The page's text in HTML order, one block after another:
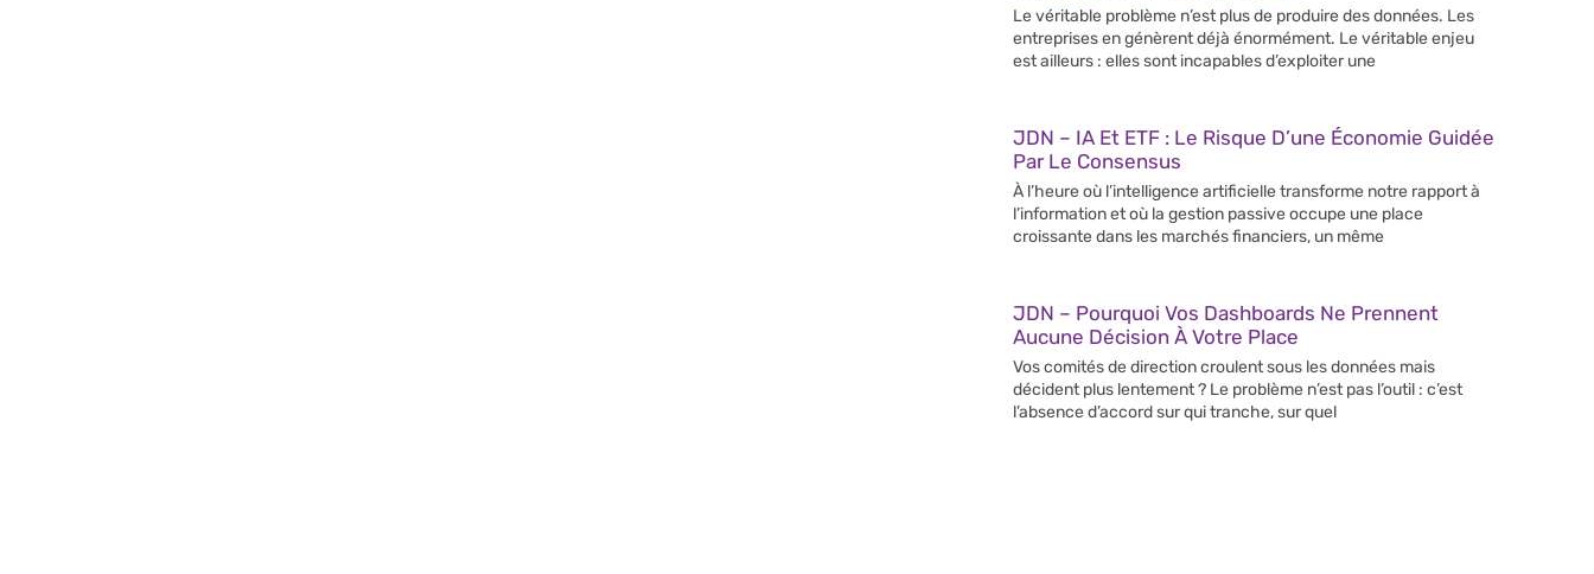
Le véritable problème n’est plus de produire des données. Les
entreprises en génèrent déjà énormément. Le véritable enjeu
est ailleurs : elles sont incapables d’exploiter une
JDN – IA Et ETF : Le Risque D’une Économie Guidée
Par Le Consensus
À l’heure où l’intelligence artificielle transforme notre rapport à
l’information et où la gestion passive occupe une place
croissante dans les marchés financiers, un même
JDN – Pourquoi Vos Dashboards Ne Prennent
Aucune Décision À Votre Place
Vos comités de direction croulent sous les données mais
décident plus lentement ? Le problème n’est pas l’outil : c’est
l’absence d’accord sur qui tranche, sur quel